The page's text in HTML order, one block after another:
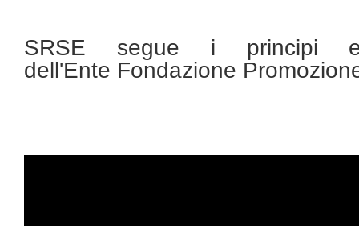
SRSE segue i principi
dell'Ente Fondazione